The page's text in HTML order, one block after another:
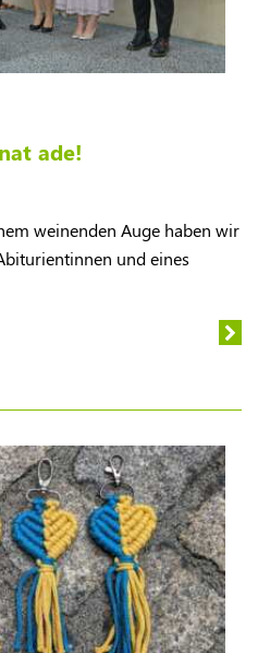
ade!
weinenden Auge haben wir
und eines